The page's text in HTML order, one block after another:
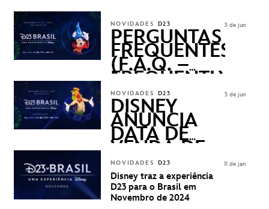
NOVIDADES D23
PERGUNTAS
FREQUENTES
(F.A.Q. –
FREQUENTLY
ASKED
QUESTIONS)
3 de jun
NOVIDADES D23
DISNEY
ANUNCIA
DATA DE
VENDA DE
INGRESSOS
PARA A D23
BRASIL -
UMA
3 de jun
NOVIDADES D23
Disney traz a experiência
D23 para o Brasil em
Novembro de 2024
11 de jan